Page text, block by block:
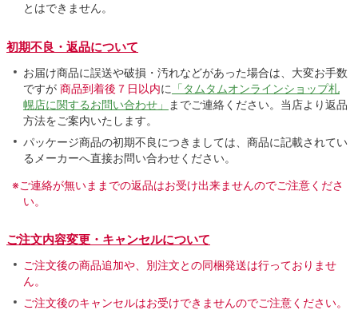
とはできません。
初期不良・返品について
お届け商品に誤送や破損・汚れなどがあった場合は、大変お手数
ですが 商品到着後７日以内に 「タムタムオンラインショップ札
幌店に関するお問い合わせ」
までご連絡ください。当店より返品
方法をご案内いたします。
パッケージ商品の初期不良につきましては、商品に記載されてい
るメーカーへ直接お問い合わせください。
※ご連絡が無いままでの返品はお受け出来ませんのでご注意くださ
い。
ご注文内容変更・キャンセルについて
ご注文後の商品追加や、別注文との同梱発送は行っておりませ
ん。
ご注文後のキャンセルはお受けできませんのでご注意ください。